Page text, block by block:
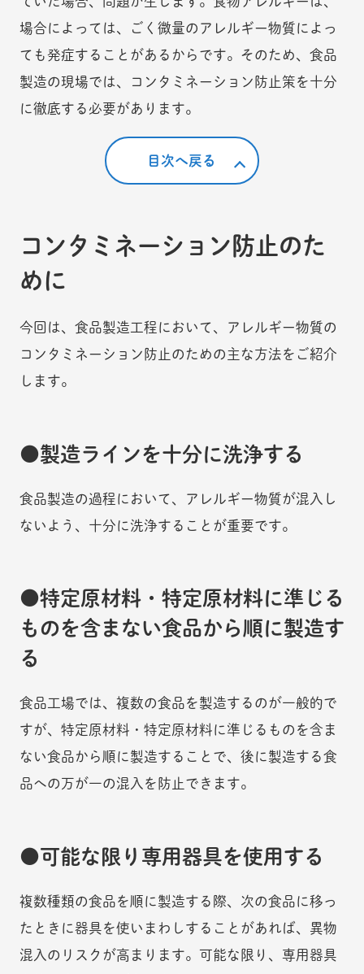
場合によっては、ごく微量のアレルギー物質によっ
ても発症することがあるからです。そのため、食品
製造の現場では、コンタミネーション防止策を十分
に徹底する必要があります。
目次へ戻る
コンタミネーション防止のた
めに
今回は、食品製造工程において、アレルギー物質の
コンタミネーション防止のための主な方法をご紹介
します。
製造ラインを十分に洗浄する
食品製造の過程において、アレルギー物質が混入し
ないよう、十分に洗浄することが重要です。
特定原材料・特定原材料に準じる
ものを含まない食品から順に製造す
る
食品工場では、複数の食品を製造するのが一般的で
すが、特定原材料・特定原材料に準じるものを含ま
ない食品から順に製造することで、後に製造する食
品への万が一の混入を防止できます。
可能な限り専用器具を使用する
複数種類の食品を順に製造する際、次の食品に移っ
たときに器具を使いまわしすることがあれば、異物
混入のリスクが高まります。可能な限り、専用器具